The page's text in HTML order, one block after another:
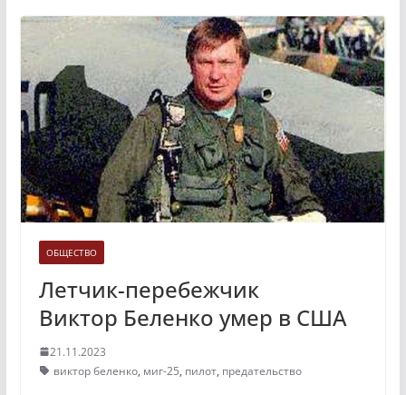
ОБЩЕСТВО
Летчик-перебежчик
Виктор Беленко умер в США
21.11.2023
виктор беленко, миг-25, пилот, предательство